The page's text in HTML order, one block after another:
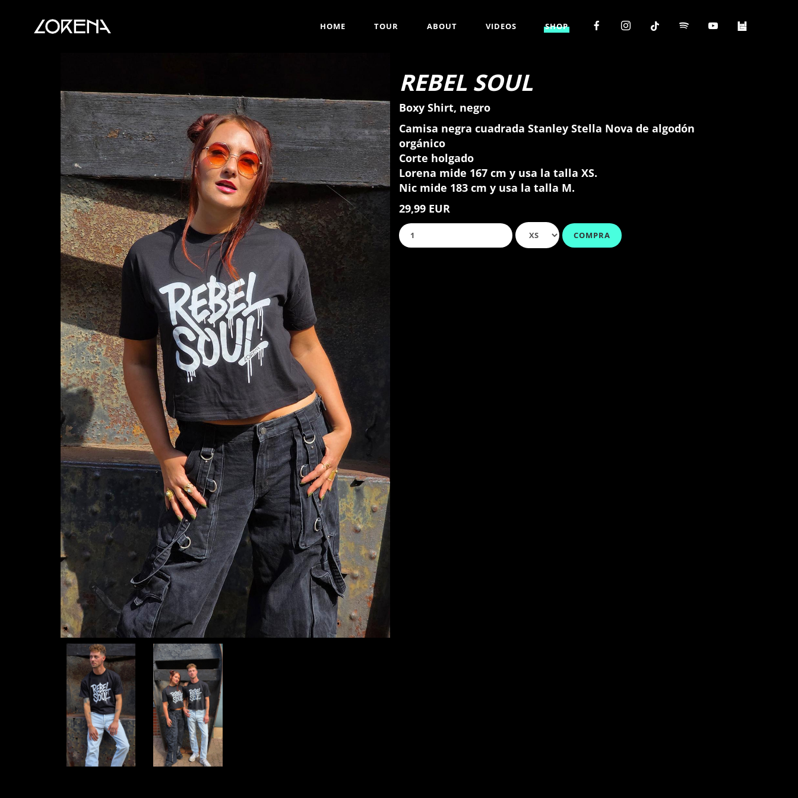
HOME TOUR ABOUT VIDEOS SHOP
REBEL SOUL
Boxy Shirt, negro
Camisa negra cuadrada Stanley Stella Nova de algodón
orgánico
Corte holgado
Lorena mide 167 cm y usa la talla XS.
Nic mide 183 cm y usa la talla M.
29,99 EUR